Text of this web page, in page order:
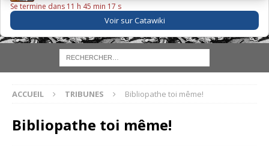
Se termine dans 11 h 45 min 16 s
Voir sur Catawiki
ACCUEIL TRIBUNES Bibliopathe toi même!
Bibliopathe toi même!